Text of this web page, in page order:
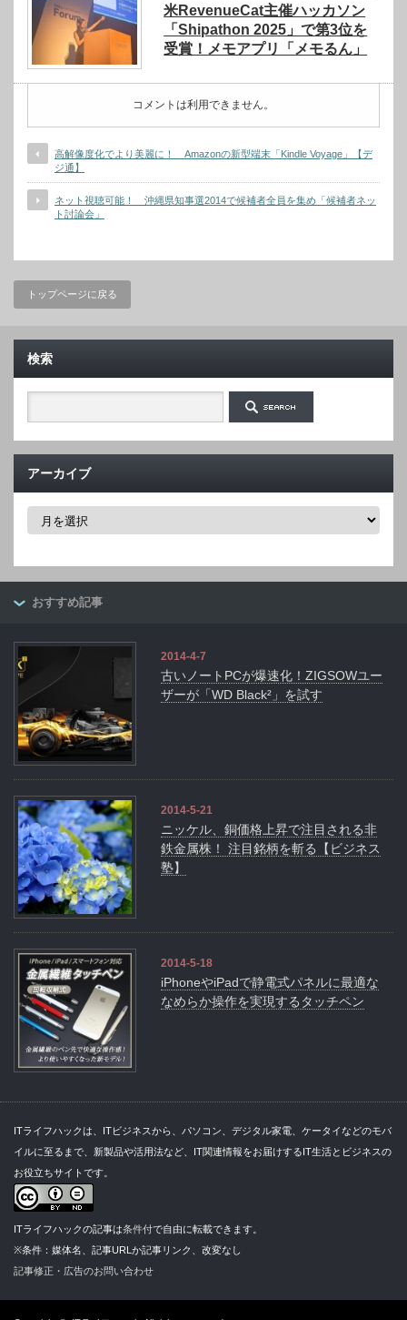
米RevenueCat主催ハッカソン
「Shipathon 2025」で第3位を
受賞！メモアプリ「メモるん」
コメントは利用できません。
高解像度化でより美麗に！ Amazonの新型端末「Kindle Voyage」【デ
ジ通】
ネット視聴可能！ 沖縄県知事選2014で候補者全員を集め「候補者ネッ
ト討論会」
トップページに戻る
検索
アーカイブ
ブ
おすすめ記事
2014-4-7
古いノートPCが爆速化！ZIGSOWユー
ザーが「WD Black²」を試す
2014-5-21
ニッケル、銅価格上昇で注目される非
鉄金属株！ 注目銘柄を斬る【ビジネス
塾】
2014-5-18
iPhoneやiPadで静電式パネルに最適な
なめらか操作を実現するタッチペン
ITライフハックは、ITビジネスから、パソコン、デジタル家電、ケータイなどのモバ
イルに至るまで、新製品や活用法など、IT関連情報をお届けするIT生活とビジネスの
お役立ちサイトです。
ITライフハックの記事は条件付で自由に転載できます。
※条件：媒体名、記事URLか記事リンク、改変なし
記事修正・広告のお問い合わせ